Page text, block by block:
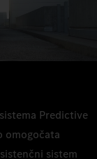
Predictive
omogočata
sistem